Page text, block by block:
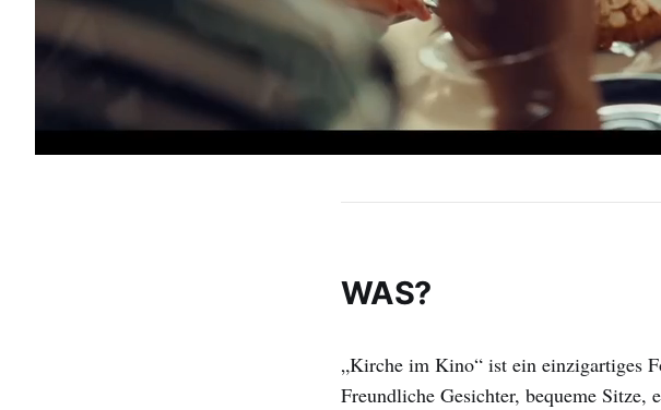
WAS?
„Kirche im Kino“ ist ein einzigartiges
Freundliche Gesichter, bequeme